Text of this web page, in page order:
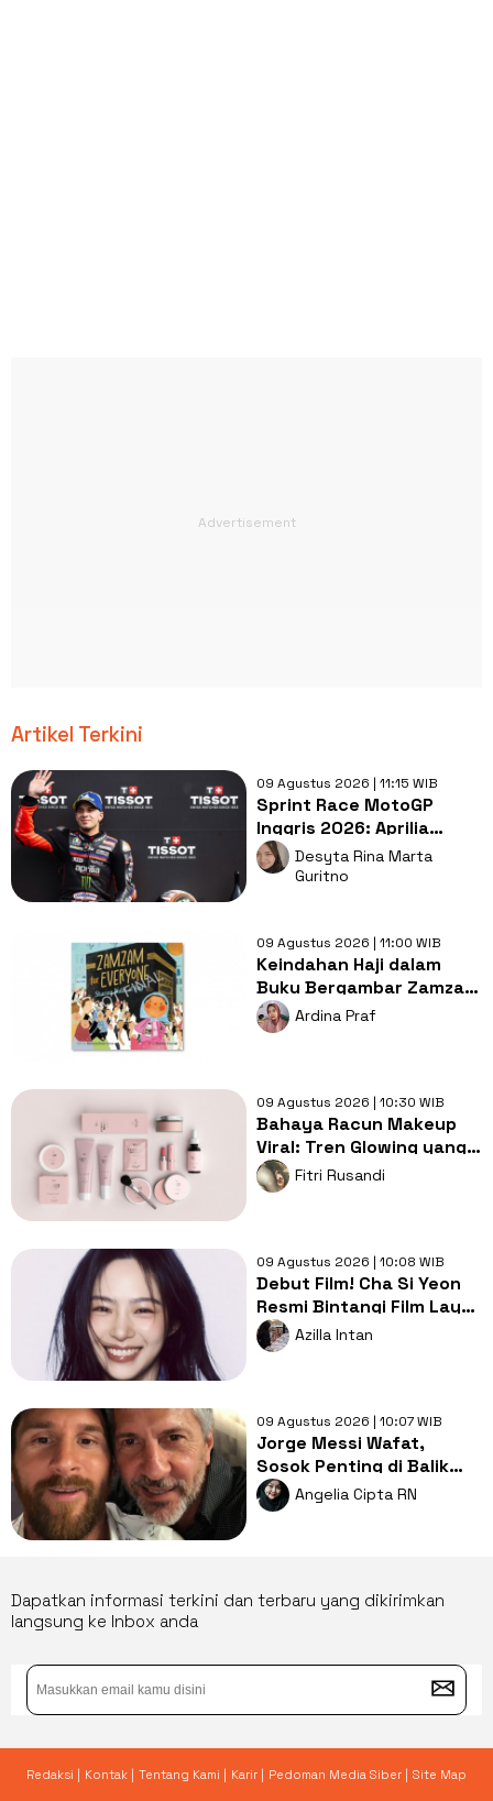
Artikel Terkini
09 Agustus 2026 | 11:15 WIB
Sprint Race MotoGP
Inggris 2026: Aprilia
Tampil Dominan, Ducati
Kesulitan
Desyta Rina Marta
Guritno
09 Agustus 2026 | 11:00 WIB
Keindahan Haji dalam
Buku Bergambar Zamzam
for Everyone
Ardina Praf
09 Agustus 2026 | 10:30 WIB
Bahaya Racun Makeup
Viral: Tren Glowing yang
Merusak Kulit Wajah
Fitri Rusandi
09 Agustus 2026 | 10:08 WIB
Debut Film! Cha Si Yeon
Resmi Bintangi Film Layar
Lebar The Pinnacle
Azilla Intan
09 Agustus 2026 | 10:07 WIB
Jorge Messi Wafat,
Sosok Penting di Balik
Karier Lionel Messi
Angelia Cipta RN
Dapatkan informasi terkini dan terbaru yang dikirimkan
langsung ke Inbox anda
Redaksi | Kontak | Tentang Kami | Karir | Pedoman Media Siber | Site Map